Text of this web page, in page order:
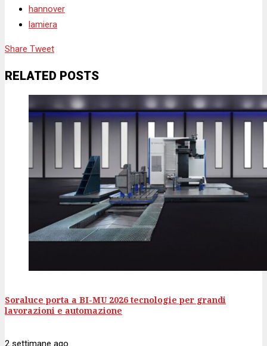
hannover
lamiera
Share Tweet
RELATED POSTS
Soraluce porta a BI-MU 2026 tecnologie per grandi
lavorazioni e automazione
2 settimane ago